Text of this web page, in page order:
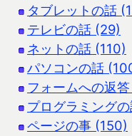
タブレットの話
テレビの話 (29)
ネットの話 (110)
パソコンの話
フォームへの返
プログラミング
ページの事 (150)